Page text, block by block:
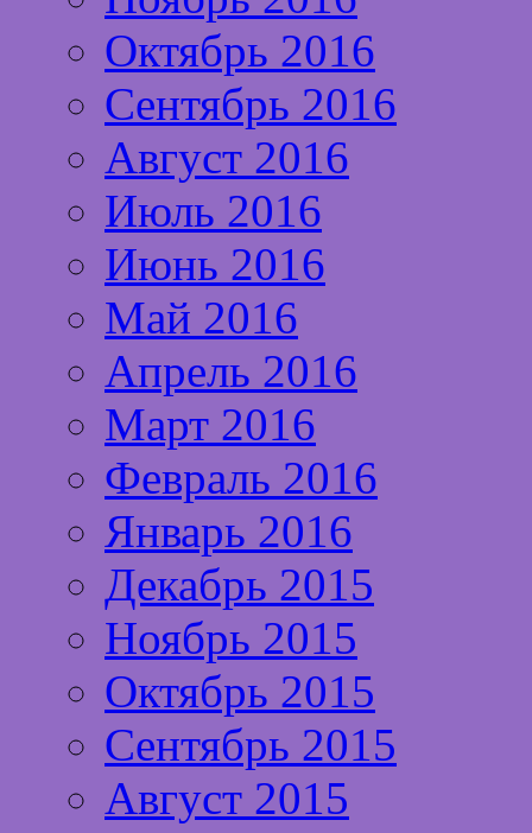
Октябрь 2016
Сентябрь 2016
Август 2016
Июль 2016
Июнь 2016
Май 2016
Апрель 2016
Март 2016
Февраль 2016
Январь 2016
Декабрь 2015
Ноябрь 2015
Октябрь 2015
Сентябрь 2015
Август 2015